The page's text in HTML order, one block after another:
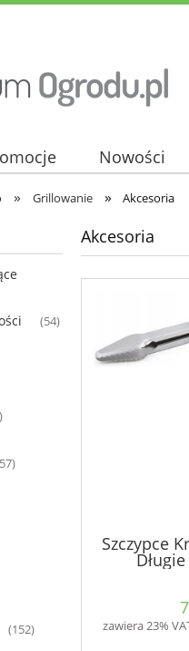
Nowości
» Grillowanie » Akcesoria
(54)
(152)
Akcesoria
Szczypce
zawiera 23%